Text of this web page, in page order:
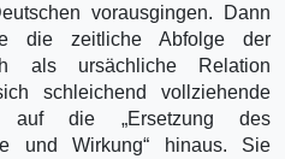
vorausgingen. Dann
die zeitliche Abfolge der
als ursächliche Relation
schleichend vollziehende
auf die „Ersetzung des
und Wirkung“ hinaus. Sie